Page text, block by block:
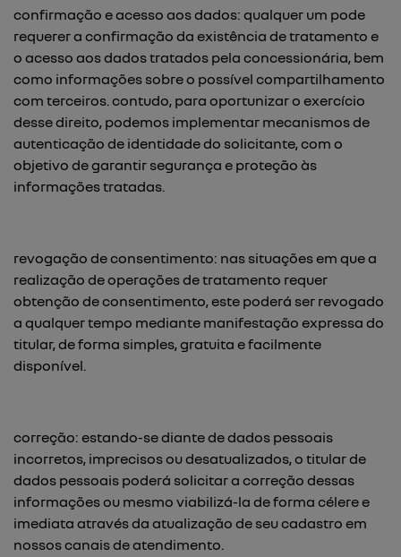
confirmação e acesso aos dados: qualquer um pode
requerer a confirmação da existência de tratamento e
o acesso aos dados tratados pela concessionária, bem
como informações sobre o possível compartilhamento
com terceiros. contudo, para oportunizar o exercício
desse direito, podemos implementar mecanismos de
autenticação de identidade do solicitante, com o
objetivo de garantir segurança e proteção às
informações tratadas.
revogação de consentimento: nas situações em que a
realização de operações de tratamento requer
obtenção de consentimento, este poderá ser revogado
a qualquer tempo mediante manifestação expressa do
titular, de forma simples, gratuita e facilmente
disponível.
correção: estando-se diante de dados pessoais
incorretos, imprecisos ou desatualizados, o titular de
dados pessoais poderá solicitar a correção dessas
informações ou mesmo viabilizá-la de forma célere e
imediata através da atualização de seu cadastro em
nossos canais de atendimento.